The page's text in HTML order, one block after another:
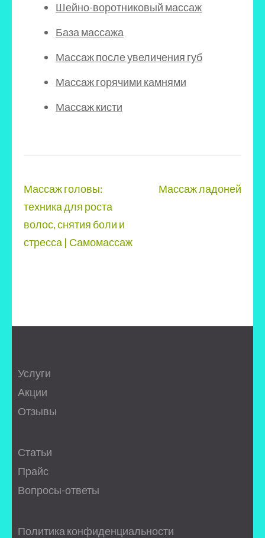
Шейно-воротниковый массаж
База массажа
Массаж после увеличения губ
Массаж горячими камнями
Массаж кисти
Навигация
по
записям
Массаж головы:
техника для роста
волос, снятия боли и
стресса | Самомассаж
Массаж ладоней
Услуги
Акции
Отзывы
Статьи
Прайс
Вопросы-ответы
Политика конфиденциальности